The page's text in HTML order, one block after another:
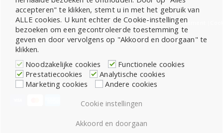
©2026 All Rights Reserved |Sitemap|Cookiebeleid|Privacy Statement
accepteren" te klikken, stemt u in met het gebruik van
ALLE cookies. U kunt echter de Cookie-instellingen
bezoeken om een gecontroleerde toestemming te
geven en door vervolgens op "Akkoord en doorgaan" te
klikken.
Noodzakelijke cookies
Functionele cookies
Prestatiecookies
Analytische cookies
Marketing cookies
Andere cookies
Cookie instellingen
Akkoord en doorgaan